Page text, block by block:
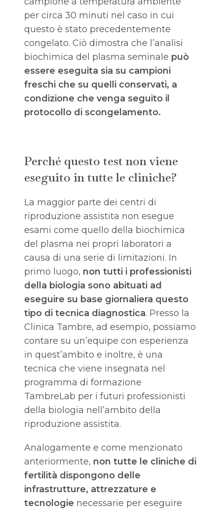
per circa 30 minuti nel caso in cui
questo è stato precedentemente
congelato. Ciò dimostra che l’analisi
biochimica del plasma seminale può
essere eseguita sia su campioni
freschi che su quelli conservati, a
condizione che venga seguito il
protocollo di scongelamento.
Perché questo test non viene
eseguito in tutte le cliniche?
La maggior parte dei centri di
riproduzione assistita non esegue
esami come quello della biochimica
del plasma nei propri laboratori a
causa di una serie di limitazioni. In
primo luogo, non tutti i professionisti
della biologia sono abituati ad
eseguire su base giornaliera questo
tipo di tecnica diagnostica. Presso la
Clinica Tambre, ad esempio, possiamo
contare su un’equipe con esperienza
in quest’ambito e inoltre, è una
tecnica che viene insegnata nel
programma di formazione
TambreLab per i futuri professionisti
della biologia nell’ambito della
riproduzione assistita.
Analogamente e come menzionato
anteriormente, non tutte le cliniche di
fertilità dispongono delle
infrastrutture, attrezzature e
tecnologie necessarie per eseguire